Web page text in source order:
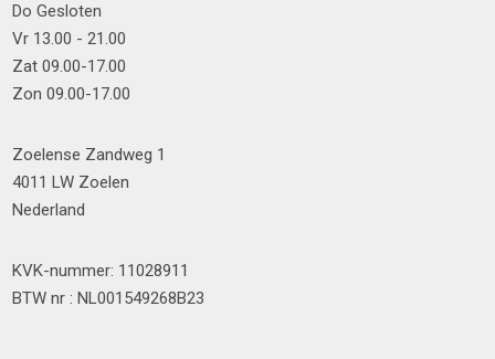
Do Gesloten
Vr 13.00 - 21.00
Zat 09.00-17.00
Zon 09.00-17.00
Zoelense Zandweg 1
4011 LW Zoelen
Nederland
KVK-nummer: 11028911
BTW nr : NL001549268B23